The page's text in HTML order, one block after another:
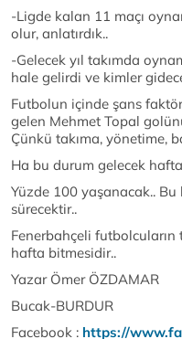
-Ligde kalan 11 maçı
olur, anlatırdık..
-Gelecek yıl takımda
hale gelirdi ve kimler
Futbolun içinde şans
gelen Mehmet Topal
Çünkü takıma, yönetime,
Ha bu durum gelecek
Yüzde 100 yaşanacak..
sürecektir..
Fenerbahçeli
hafta bitmesidir..
Yazar Ömer ÖZDAMAR
Bucak-BURDUR
Facebook : https://